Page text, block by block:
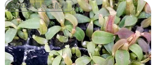
2022年最新交配種